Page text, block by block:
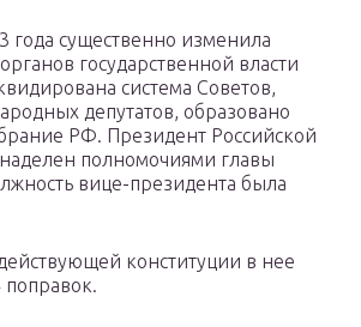
года существенно изменила
государственной власти
система Советов,
депутатов, образовано
РФ. Президент Российской
полномочиями главы
вице-президента была
конституции в нее